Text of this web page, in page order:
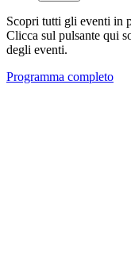
Scopri tutti gli eventi in
Clicca sul pulsante qui
degli eventi.
Programma completo